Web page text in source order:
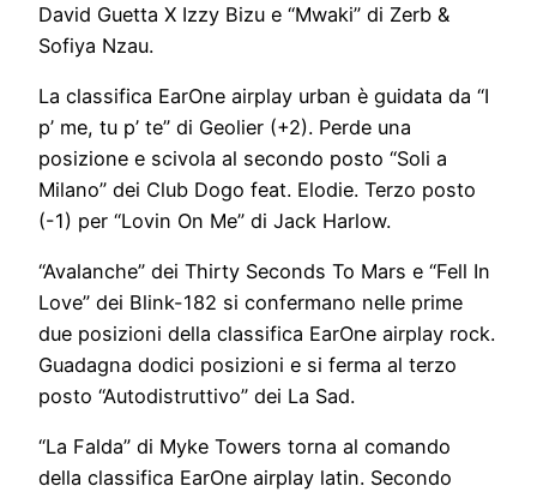
David Guetta X Izzy Bizu e “Mwaki” di Zerb &
Sofiya Nzau.
La classifica EarOne airplay urban è guidata da “I
p’ me, tu p’ te” di Geolier (+2). Perde una
posizione e scivola al secondo posto “Soli a
Milano” dei Club Dogo feat. Elodie. Terzo posto
(-1) per “Lovin On Me” di Jack Harlow.
“Avalanche” dei Thirty Seconds To Mars e “Fell In
Love” dei Blink-182 si confermano nelle prime
due posizioni della classifica EarOne airplay rock.
Guadagna dodici posizioni e si ferma al terzo
posto “Autodistruttivo” dei La Sad.
“La Falda” di Myke Towers torna al comando
della classifica EarOne airplay latin. Secondo